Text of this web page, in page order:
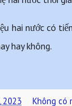
hai nước có
hay không.
2023
Không có